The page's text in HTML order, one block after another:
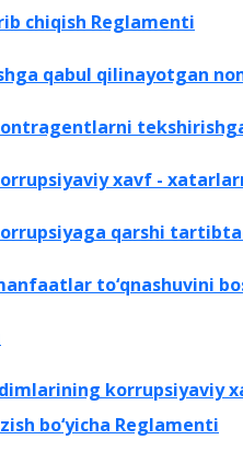
chiqish Reglamenti
qabul qilinayotgan
xavf -
qarshi
to‘qnashuvini
korrupsiyaviy
bo‘yicha Reglamenti